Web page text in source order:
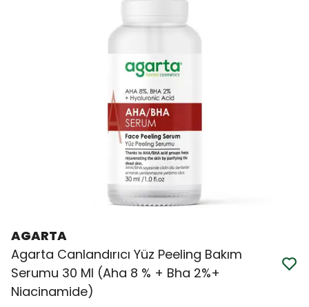
AGARTA
Agarta Canlandırıcı Yüz Peeling Bakım
Serumu 30 Ml (Aha 8 % + Bha 2%+
Niacinamide)